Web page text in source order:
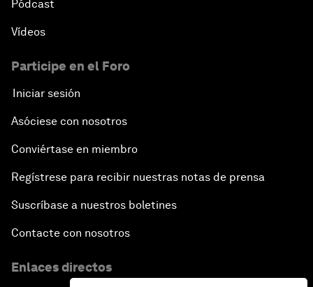
Pódcast
Vídeos
Participe en el Foro
Iniciar sesión
Asóciese con nosotros
Conviértase en miembro
Regístrese para recibir nuestras notas de prensa
Suscríbase a nuestros boletines
Contacte con nosotros
Enlaces directos